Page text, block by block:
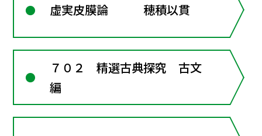
虚実皮膜論 穂積以貫
７０２ 精選古典探究 古文
編